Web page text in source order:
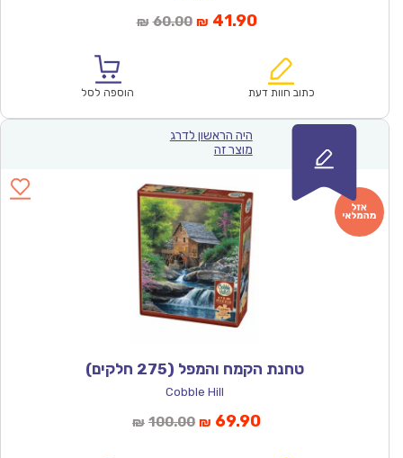
₪ 60.00המחיר
₪60.00.
₪ 41.90המחיר
הוא:
כתוב חוות דעת הוספה לסל
היה הראשון לדרג
מוצר זה
טחנת הקמח והמפל (275 חלקים)
Cobble Hill
₪ 100.00המחיר
₪ 69.90המחיר